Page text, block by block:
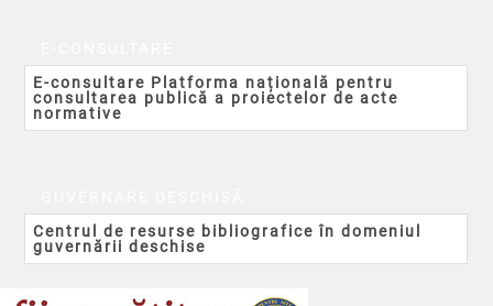
E-consultare Platforma națională pentru
consultarea publică a proiectelor de acte
normative
Centrul de resurse bibliografice în domeniul
guvernării deschise